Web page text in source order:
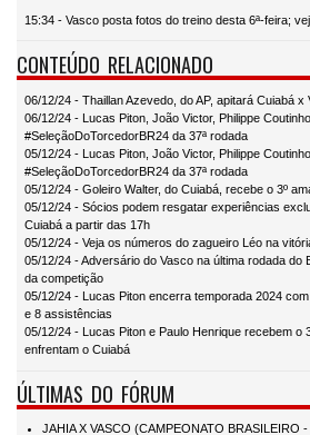
15:34 - Vasco posta fotos do treino desta 6ª-feira;
CONTEÚDO RELACIONADO
06/12/24 - Thaillan Azevedo, do AP, apitará Cuiabá x
06/12/24 - Lucas Piton, João Victor, Philippe
#SeleçãoDoTorcedorBR24 da 37ª rodada
05/12/24 - Lucas Piton, João Victor, Philippe
#SeleçãoDoTorcedorBR24 da 37ª rodada
05/12/24 - Goleiro Walter, do Cuiabá, recebe o 3º
05/12/24 - Sócios podem resgatar experiências
Cuiabá a partir das 17h
05/12/24 - Veja os números do zagueiro Léo na
05/12/24 - Adversário do Vasco na última rodada do
da competição
05/12/24 - Lucas Piton encerra temporada 2024
e 8 assistências
05/12/24 - Lucas Piton e Paulo Henrique recebem o
enfrentam o Cuiabá
ÚLTIMAS DO FÓRUM